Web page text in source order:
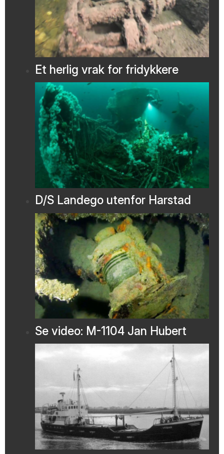
Et herlig vrak for fridykkere
D/S Landego utenfor Harstad
Se video: M-1104 Jan Hubert